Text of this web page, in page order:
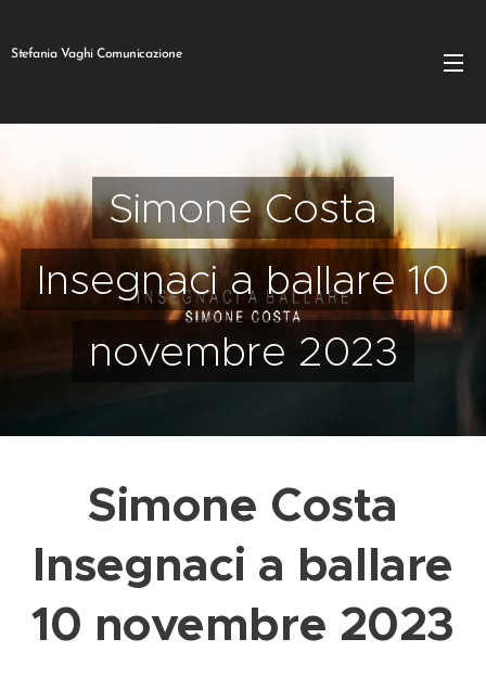
Stefania Vaghi Comunicazione
Simone Costa
Insegnaci a ballare 10
novembre 2023
Simone Costa
Insegnaci a ballare
10 novembre 2023